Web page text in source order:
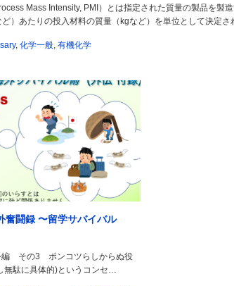
Mass Intensity, PMI）とは指定された質量の製品を製
）あたりの投入材料の質量（kgなど）を単位として決定
, 化学一般, 有機化学
奮闘録 〜留学サバイバル
編 その3 ポンコツらしからぬ役
無駄に具体的)というコンセ…